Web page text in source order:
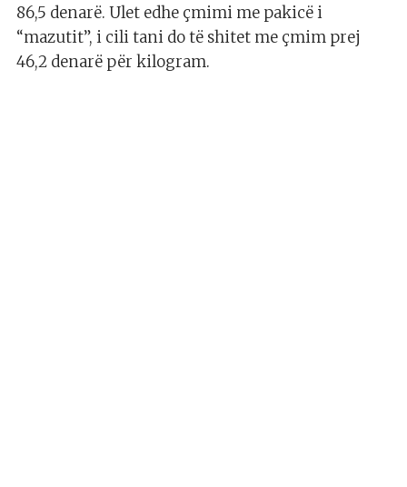
86,5 denarë. Ulet edhe çmimi me pakicë i
“mazutit”, i cili tani do të shitet me çmim prej
46,2 denarë për kilogram.